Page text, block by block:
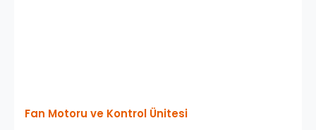
Fan Motoru ve Kontrol Ünitesi